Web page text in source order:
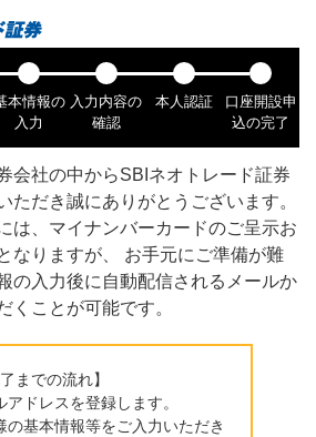
本情報の
入力
入力内容の
確認
本人認証
口座開設申
込の完了
会社の中からSBIネオトレード証券
ただき誠にありがとうございます。
は、マイナンバーカードのご呈示お
なりますが、 お手元にご準備が難
の入力後に自動配信されるメールか
くことが可能です。
までの流れ】
アドレスを登録します。
の基本情報等をご入力いただき